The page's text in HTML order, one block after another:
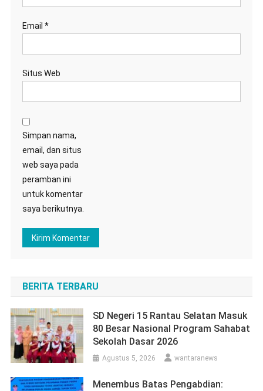
Email *
Situs Web
Simpan nama,
email, dan situs
web saya pada
peramban ini
untuk komentar
saya berikutnya.
BERITA TERBARU
SD Negeri 15 Rantau Selatan Masuk
80 Besar Nasional Program Sahabat
Sekolah Dasar 2026
Agustus 5, 2026 wantaranews
Menembus Batas Pengabdian: